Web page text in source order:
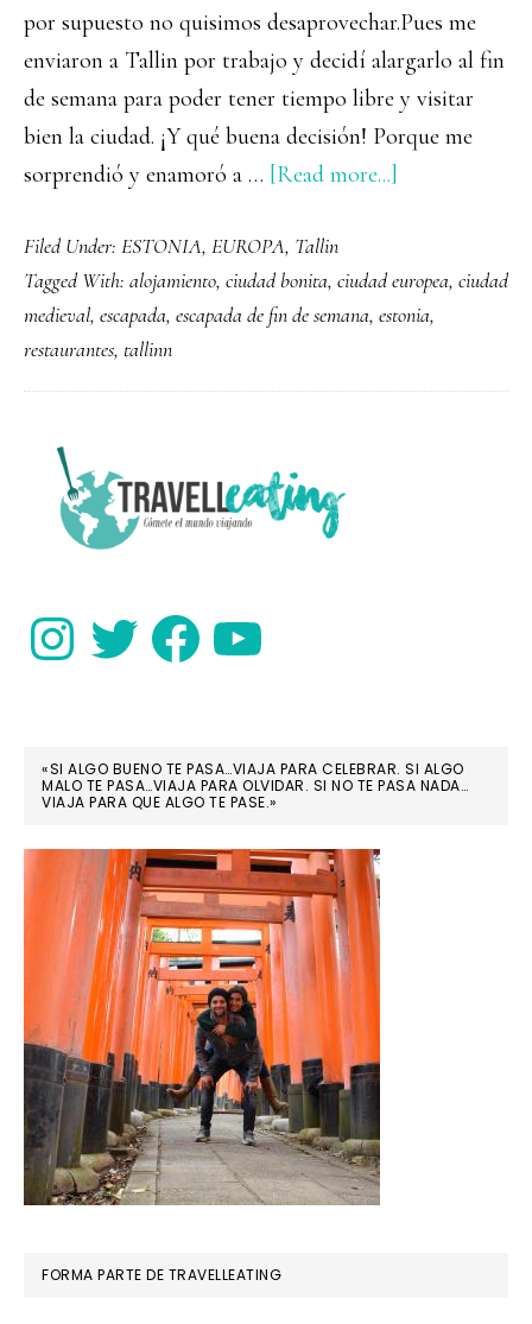
por supuesto no quisimos desaprovechar.Pues me
enviaron a Tallin por trabajo y decidí alargarlo al fin
de semana para poder tener tiempo libre y visitar
bien la ciudad. ¡Y qué buena decisión! Porque me
sorprendió y enamoró a … [Read more...]
y
hacer
Tallin
Filed Under: ESTONIA, EUROPA, Tallin
Tagged With: alojamiento, ciudad bonita, ciudad europea, ciudad
medieval, escapada, escapada de fin de semana, estonia,
restaurantes, tallinn
PRIMARY
SIDEBAR
InstagramTwitter FacebookYouTube
«SI ALGO BUENO TE PASA…VIAJA PARA CELEBRAR. SI ALGO
MALO TE PASA…VIAJA PARA OLVIDAR. SI NO TE PASA NADA…
VIAJA PARA QUE ALGO TE PASE.»
FORMA PARTE DE TRAVELLEATING